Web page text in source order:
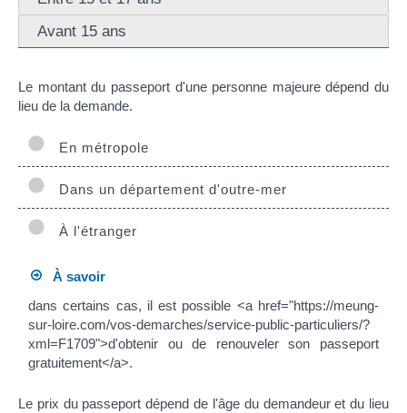
Avant 15 ans
Le montant du passeport d'une personne majeure dépend du
lieu de la demande.
En métropole
Dans un département d'outre-mer
À l'étranger
À savoir
dans certains cas, il est possible <a href="https://meung-
sur-loire.com/vos-demarches/service-public-particuliers/?
xml=F1709">d'obtenir ou de renouveler son passeport
gratuitement</a>.
Le prix du passeport dépend de l'âge du demandeur et du lieu